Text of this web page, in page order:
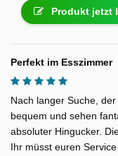
Produkt jetzt
Perfekt im Esszimmer
Nach langer Suche,
bequem und sehen
absoluter Hingucker.
Ihr müsst euren